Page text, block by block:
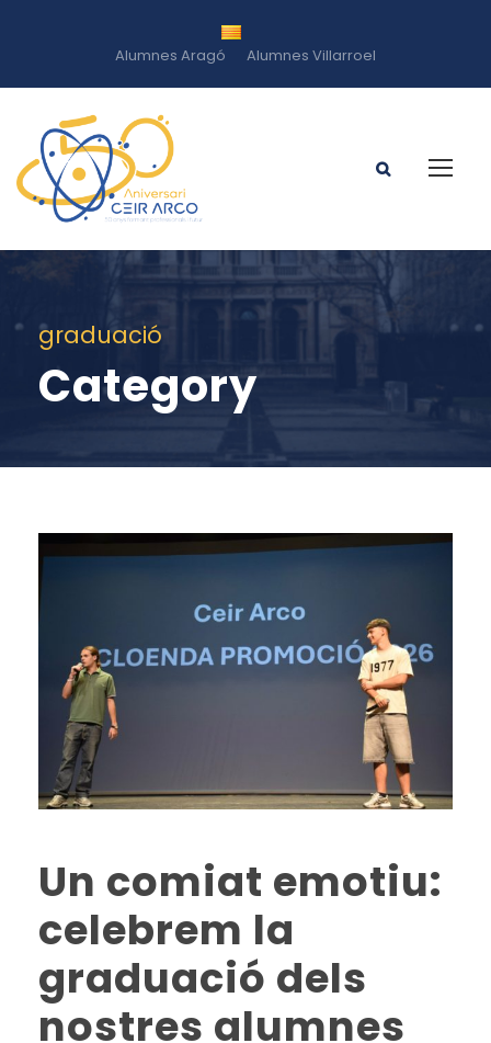
Alumnes Aragó Alumnes Villarroel
graduació
Category
Un comiat emotiu:
celebrem la
graduació dels
nostres alumnes